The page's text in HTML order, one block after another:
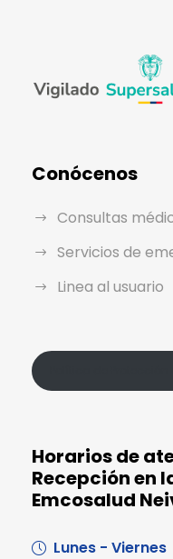
Conócenos
Consultas
Servicios de
Linea al usuario
Horarios de
Recepción en
Emcosalud
Lunes - Viernes